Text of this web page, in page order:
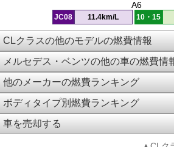
A6
JC08 11.4km/L 10・15
CLクラスの他のモデルの燃費情報
メルセデス・ベンツの他の車の燃費情
他のメーカーの燃費ランキング
ボディタイプ別燃費ランキング
車を売却する